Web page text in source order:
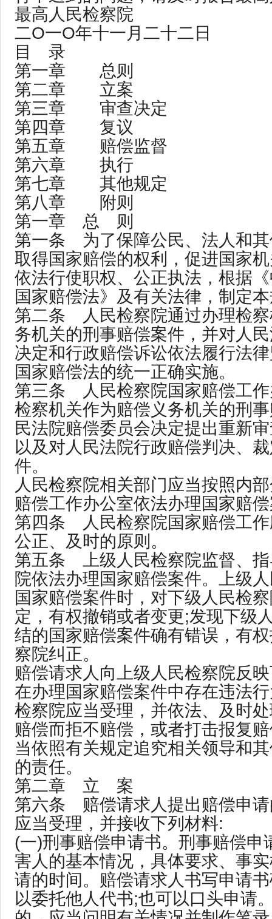
最高人民检察院
二O一O年十一月二十二日
目 录
第一章 总则
第二章 立案
第三章 审查决定
第四章 复议
第五章 赔偿监督
第六章 执行
第七章 其他规定
第八章 附则
第一章 总 则
第一条 为了保障公民、法人和其
取得国家赔偿的权利，促进国家
依法行使职权、公正执法，根据
国家赔偿法》及有关法律，制定
第二条 人民检察院通过办理检察
务机关的刑事赔偿案件，并对人
决定和行政赔偿诉讼依法履行法
国家赔偿法的统一正确实施。
第三条 人民检察院国家赔偿工作
检察机关作为赔偿义务机关的刑
民法院赔偿委员会决定提出重新
以及对人民法院行政赔偿判决、
件。
人民检察院相关部门应当按照内
赔偿工作办公室依法办理国家赔
第四条 人民检察院国家赔偿工作
公正、及时的原则。
第五条 上级人民检察院监督、指
院依法办理国家赔偿案件。上级
国家赔偿案件时，对下级人民检
定，有权撤销或者变更;发现下级
结的国家赔偿案件确有错误，有
察院纠正。
赔偿请求人向上级人民检察院反
在办理国家赔偿案件中存在违法
检察院应当受理，并依法、及时
赔偿而拒不赔偿，或者打击报复
当依照有关规定追究相关领导和
的责任。
第二章 立 案
第六条 赔偿请求人提出赔偿申请
应当受理，并接收下列材料:
(一)刑事赔偿申请书。刑事赔偿申
害人的基本情况，具体要求、事
请的时间。赔偿请求人书写申请
以委托他人代书;也可以口头申请